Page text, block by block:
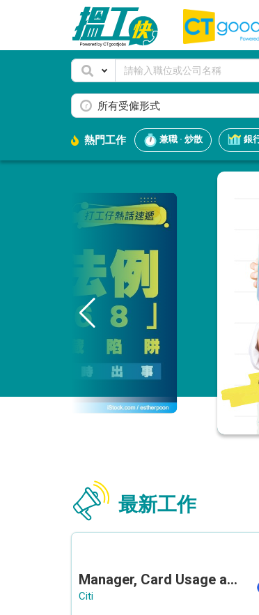
所有受僱形式
熱門工作 兼職 · 炒散 銀
最新工作
Manager, Card Usage and Partnership
Citi